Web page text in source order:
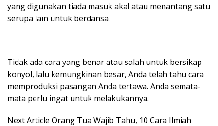
yang digunakan tiada masuk akal atau menantang satu
serupa lain untuk berdansa.
Tidak ada cara yang benar atau salah untuk bersikap
konyol, lalu kemungkinan besar, Anda telah tahu cara
memproduksi pasangan Anda tertawa. Anda semata-
mata perlu ingat untuk melakukannya.
Next Article Orang Tua Wajib Tahu, 10 Cara Ilmiah